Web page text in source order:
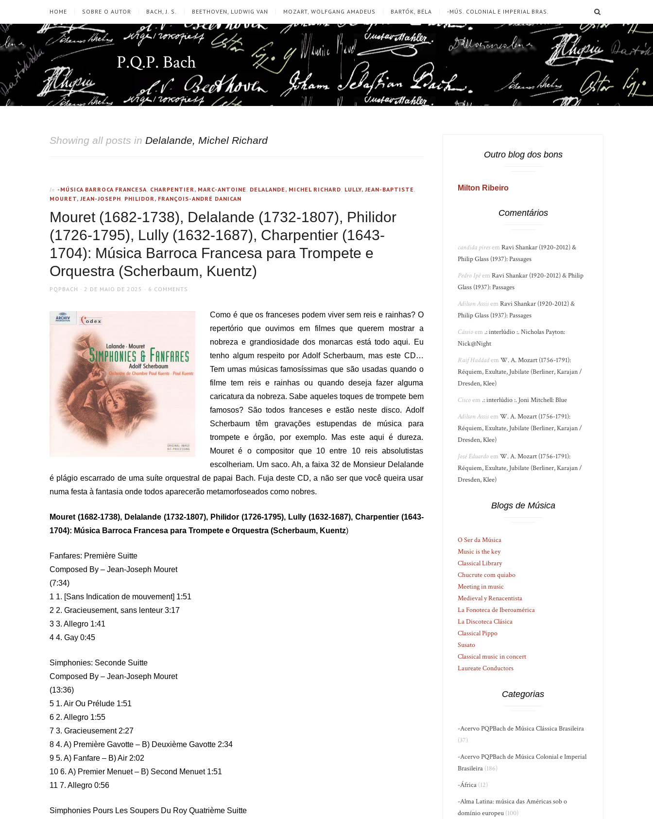
HOME SOBRE O AUTOR BACH, J. S. BEETHOVEN, LUDWIG VAN MOZART, WOLFGANG AMADEUS BARTÓK, BÉLA -MÚS. COLONIAL E IMPERIAL BRAS.
P.Q.P. Bach
Showing all posts in Delalande, Michel Richard
In -MÚSICA BARROCA FRANCESA CHARPENTIER, MARC-ANTOINE DELALANDE, MICHEL RICHARD LULLY, JEAN-BAPTISTE
MOURET, JEAN-JOSEPH PHILIDOR, FRANÇOIS-ANDRÉ DANICAN
Mouret (1682-1738), Delalande (1732-1807), Philidor
(1726-1795), Lully (1632-1687), Charpentier (1643-
1704): Música Barroca Francesa para Trompete e
Orquestra (Scherbaum, Kuentz)
AUTHOR
PQPBACH
POSTED
2 DE MAIO DE 2025 6 COMMENTS
Como é que os franceses podem viver sem reis e rainhas? O
repertório que ouvimos em filmes que querem mostrar a
nobreza e grandiosidade dos monarcas está todo aqui. Eu
tenho algum respeito por Adolf Scherbaum, mas este CD…
Tem umas músicas famosíssimas que são usadas quando o
filme tem reis e rainhas ou quando deseja fazer alguma
caricatura da nobreza. Sabe aqueles toques de trompete bem
famosos? São todos franceses e estão neste disco. Adolf
Scherbaum têm gravações estupendas de música para
trompete e órgão, por exemplo. Mas este aqui é dureza.
Mouret é o compositor que 10 entre 10 reis absolutistas
escolheriam. Um saco. Ah, a faixa 32 de Monsieur Delalande
é plágio escarrado de uma suíte orquestral de papai Bach. Fuja deste CD, a não ser que você queira usar
numa festa à fantasia onde todos aparecerão metamorfoseados como nobres.
Mouret (1682-1738), Delalande (1732-1807), Philidor (1726-1795), Lully (1632-1687), Charpentier (1643-
1704): Música Barroca Francesa para Trompete e Orquestra (Scherbaum, Kuentz)
Fanfares: Première Suitte
Composed By – Jean-Joseph Mouret
(7:34)
1 1. [Sans Indication de mouvement] 1:51
2 2. Gracieusement, sans lenteur 3:17
3 3. Allegro 1:41
4 4. Gay 0:45
Simphonies: Seconde Suitte
Composed By – Jean-Joseph Mouret
(13:36)
5 1. Air Ou Prélude 1:51
6 2. Allegro 1:55
7 3. Gracieusement 2:27
8 4. A) Première Gavotte – B) Deuxième Gavotte 2:34
9 5. A) Fanfare – B) Air 2:02
10 6. A) Premier Menuet – B) Second Menuet 1:51
11 7. Allegro 0:56
Simphonies Pours Les Soupers Du Roy Quatrième Suitte
Outro blog dos bons
Milton Ribeiro
Comentários
candida piresemRavi Shankar (1920-2012) &
Philip Glass (1937): Passages
Pedro IpêemRavi Shankar (1920-2012) & Philip
Glass (1937): Passages
Adilson AssisemRavi Shankar (1920-2012) &
Philip Glass (1937): Passages
Cássioem .: interlúdio :. Nicholas Payton:
Nick@Night
Raif HaddademW. A. Mozart (1756-1791):
Réquiem, Exultate, Jubilate (Berliner, Karajan /
Dresden, Klee)
Ciscoem .: interlúdio :. Joni Mitchell: Blue
Adilson AssisemW. A. Mozart (1756-1791):
Réquiem, Exultate, Jubilate (Berliner, Karajan /
Dresden, Klee)
José EduardoemW. A. Mozart (1756-1791):
Réquiem, Exultate, Jubilate (Berliner, Karajan /
Dresden, Klee)
Blogs de Música
O Ser da Música
Music is the key
Classical Library
Chucrute com quiabo
Meeting in music
Medieval y Renacentista
La Fonoteca de Iberoamérica
La Discoteca Clásica
Classical Pippo
Susato
Classical music in concert
Laureate Conductors
Categorias
-Acervo PQPBach de Música Clássica Brasileira
(37)
-Acervo PQPBach de Música Colonial e Imperial
Brasileira (186)
-África (12)
-Alma Latina: música das Américas sob o
domínio europeu (100)